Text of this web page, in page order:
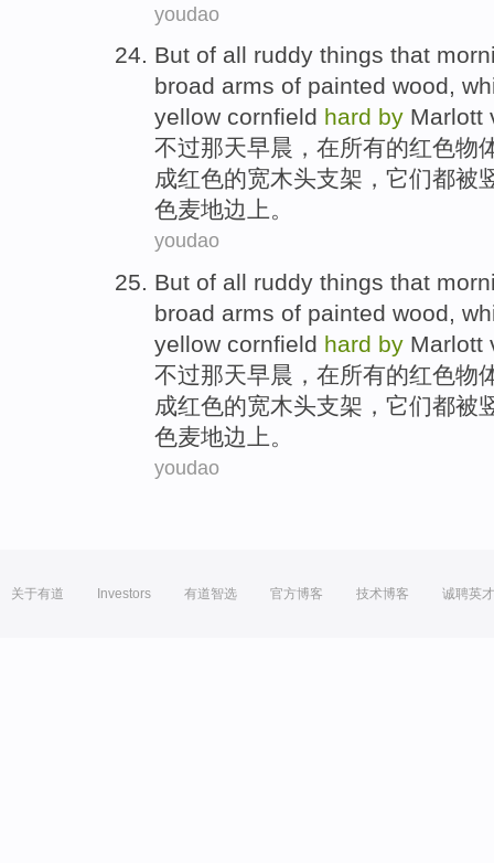
youdao
But of all ruddy things that
broad arms of painted wood,
yellow cornfield hard by Marlott
不过那天早晨，在所有的红色物
成红色的宽木头支架，它们都被
色麦地边上。
youdao
But of all ruddy things that
broad arms of painted wood,
yellow cornfield hard by Marlott
不过那天早晨，在所有的红色物
成红色的宽木头支架，它们都被
色麦地边上。
youdao
关于有道 Investors 有道智选 官方博客 技术博客 诚聘英才